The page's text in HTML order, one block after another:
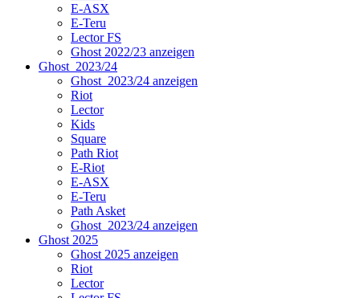
E-ASX
E-Teru
Lector FS
Ghost 2022/23 anzeigen
Ghost_2023/24
Ghost_2023/24 anzeigen
Riot
Lector
Kids
Square
Path Riot
E-Riot
E-ASX
E-Teru
Path Asket
Ghost_2023/24 anzeigen
Ghost 2025
Ghost 2025 anzeigen
Riot
Lector